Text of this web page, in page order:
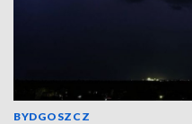
BYDGOSZCZ